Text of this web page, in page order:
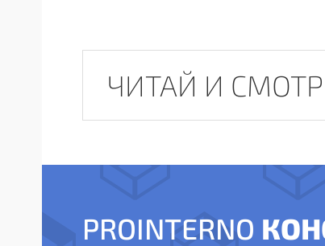
ЧИТАЙ И
PROINTERNO